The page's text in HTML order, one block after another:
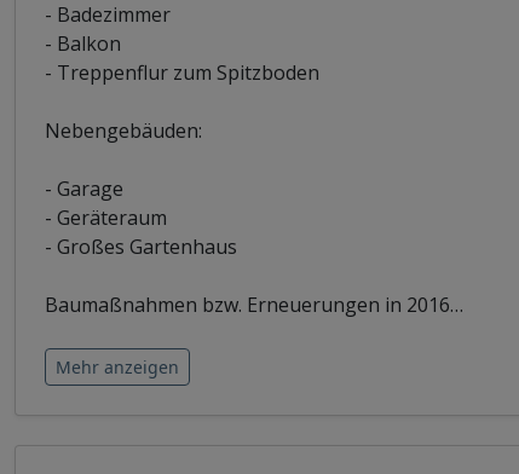
- Badezimmer
- Balkon
- Treppenflur zum Spitzboden
Nebengebäuden:
- Garage
- Geräteraum
- Großes Gartenhaus
Baumaßnahmen bzw. Erneuerungen in 2016…
Mehr anzeigen